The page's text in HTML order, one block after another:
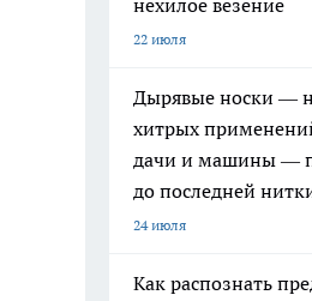
нехилое везение
22 июля
Дырявые носки —
хитрых
дачи и машины —
до последней
24 июля
Как распознать